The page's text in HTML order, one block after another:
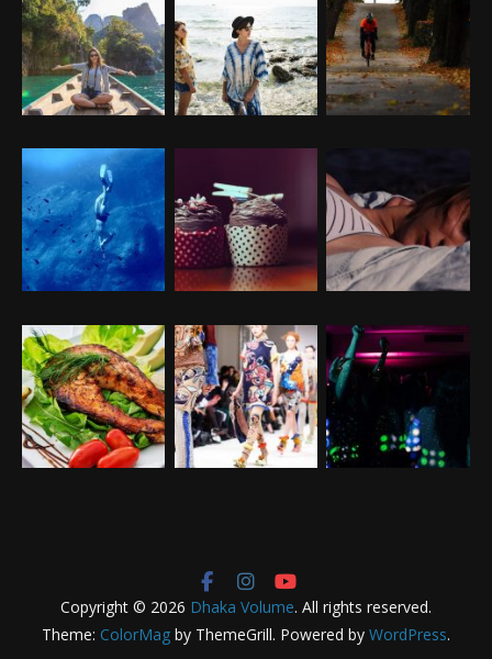
Copyright © 2026 Dhaka Volume. All rights reserved.
Theme: ColorMag by ThemeGrill. Powered by WordPress.